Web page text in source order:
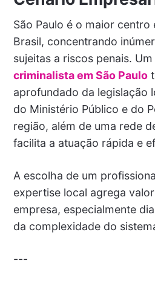
São Paulo é o maior
Brasil, concentrando
sujeitas a riscos penais. Um
criminalista em São Paulo
aprofundado da legislação
do Ministério Público e do
região, além de uma rede
facilita a atuação rápida e
A escolha de um
expertise local agrega
empresa, especialmente
da complexidade do
---